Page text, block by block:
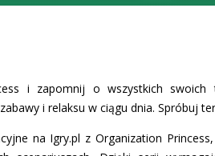
i zapomnij o wszystkich
i relaksu w ciągu dnia. Spróbuj
na Igry.pl z Organization